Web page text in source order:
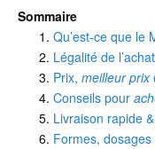
Sommaire
Qu’est-ce que le
Légalité de l’achat
Prix, meilleur prix
Conseils pour
Livraison rapide
Formes,